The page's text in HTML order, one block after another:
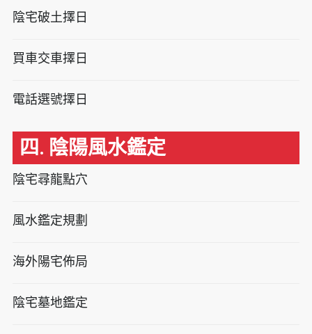
陰宅破土擇日
買車交車擇日
電話選號擇日
四. 陰陽風水鑑定
陰宅尋龍點穴
風水鑑定規劃
海外陽宅佈局
陰宅墓地鑑定